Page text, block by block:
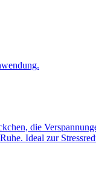
die
Ideal zur